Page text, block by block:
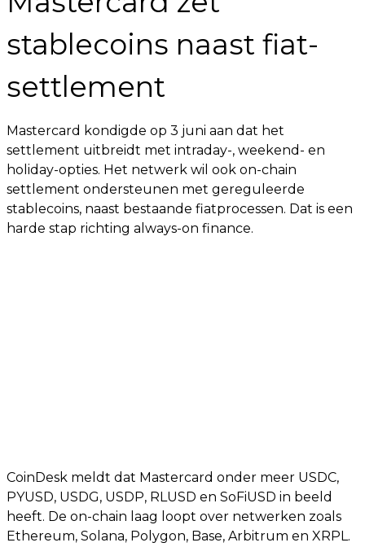
stablecoins naast fiat-
settlement
Mastercard kondigde op 3 juni aan dat het
settlement uitbreidt met intraday-, weekend- en
holiday-opties. Het netwerk wil ook on-chain
settlement ondersteunen met gereguleerde
stablecoins, naast bestaande fiatprocessen. Dat is een
harde stap richting always-on finance.
CoinDesk meldt dat Mastercard onder meer USDC,
PYUSD, USDG, USDP, RLUSD en SoFiUSD in beeld
heeft. De on-chain laag loopt over netwerken zoals
Ethereum, Solana, Polygon, Base, Arbitrum en XRPL.